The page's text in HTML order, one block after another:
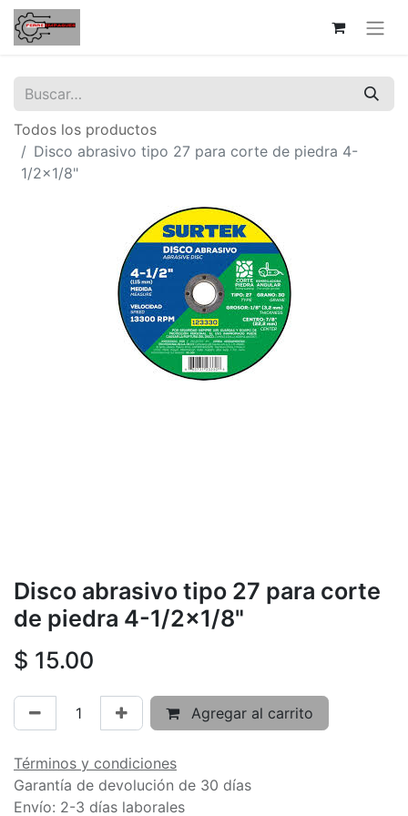
Todos los productos
Disco abrasivo tipo 27 para corte de piedra 4-
1/2x1/8"
Disco abrasivo tipo 27 para corte
de piedra 4-1/2x1/8"
$ 15.00
Agregar al carrito
Términos y condiciones
Garantía de devolución de 30 días
Envío: 2-3 días laborales